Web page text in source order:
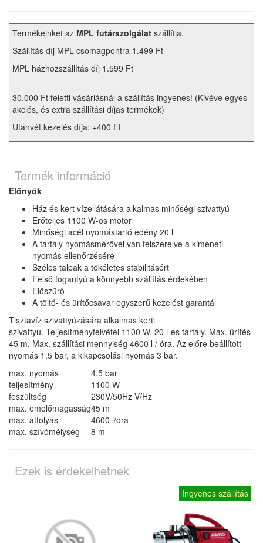
Termékeinket az MPL futárszolgálat szállítja.
Szállítás díj MPL csomagpontra 1.499 Ft
MPL házhozszállítás díj 1.599 Ft
30.000 Ft feletti vásárlásnál a szállítás ingyenes! (Kivéve egyes
akciós, és extra szállítási díjas termékek)
Utánvét kezelés díja: +400 Ft
Termék információ
Előnyök
Ház és kert vízellátására alkalmas minőségi szivattyú
Erőteljes 1100 W-os motor
Minőségi acél nyomástartó edény 20 l
A tartály nyomásmérővel van felszerelve a kimeneti
nyomás ellenőrzésére
Széles talpak a tökéletes stabilitásért
Felső fogantyú a könnyebb szállítás érdekében
Előszűrő
A töltő- és ürítőcsavar egyszerű kezelést garantál
Tisztavíz szivattyúzására alkalmas kerti
szivattyú. Teljesítményfelvétel 1100 W. 20 l-es tartály. Max. ürítés
45 m. Max. szállítási mennyiség 4600 l / óra. Az előre beállított
nyomás 1,5 bar, a kikapcsolási nyomás 3 bar.
max. nyomás
4,5 bar
teljesítmény
1100 W
feszültség
230V/50Hz V/Hz
max. emelőmagasság45 m
max. átfolyás
4600 l/óra
max. szívómélység
8 m
Ezek is érdekelhetnek
Ingyenes szállítás